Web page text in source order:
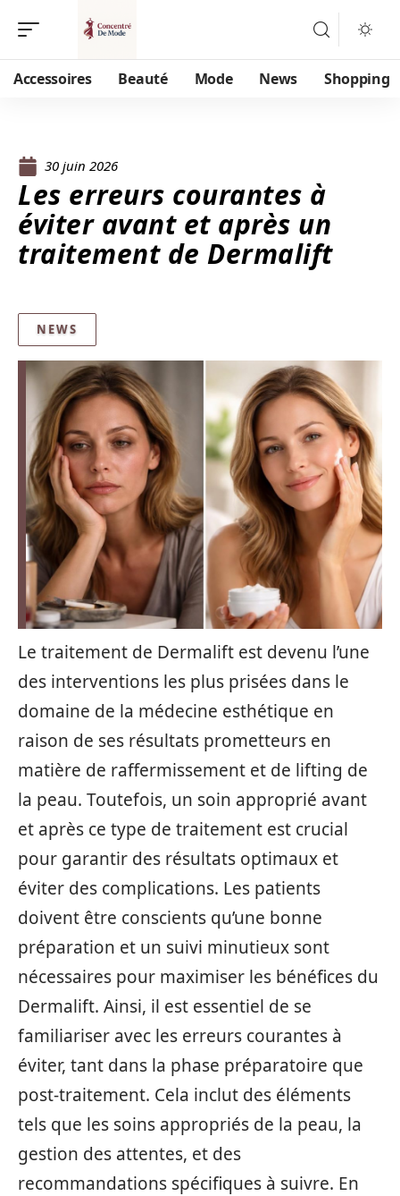
Accessoires Beauté Mode News Shopping
30 juin 2026
Les erreurs courantes à
éviter avant et après un
traitement de Dermalift
NEWS
Le traitement de Dermalift est devenu l’une
des interventions les plus prisées dans le
domaine de la médecine esthétique en
raison de ses résultats prometteurs en
matière de raffermissement et de lifting de
la peau. Toutefois, un soin approprié avant
et après ce type de traitement est crucial
pour garantir des résultats optimaux et
éviter des complications. Les patients
doivent être conscients qu’une bonne
préparation et un suivi minutieux sont
nécessaires pour maximiser les bénéfices du
Dermalift. Ainsi, il est essentiel de se
familiariser avec les erreurs courantes à
éviter, tant dans la phase préparatoire que
post-traitement. Cela inclut des éléments
tels que les soins appropriés de la peau, la
gestion des attentes, et des
recommandations spécifiques à suivre. En